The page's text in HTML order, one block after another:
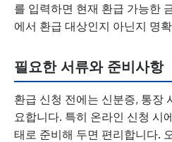
를 입력하면 현재 환급 가능한
에서 환급 대상인지 아닌지 명
필요한 서류와 준비사항
환급 신청 전에는 신분증, 통장
요합니다. 특히 온라인 신청 시
태로 준비해 두면 편리합니다.